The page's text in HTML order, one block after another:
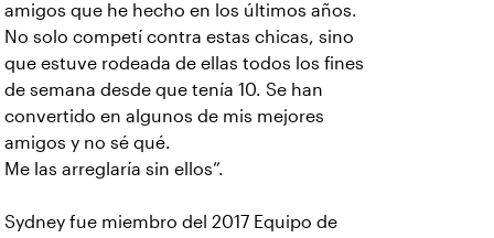
amigos que he hecho en los últimos años.
No solo competí contra estas chicas, sino
que estuve rodeada de ellas todos los fines
de semana desde que tenía 10. Se han
convertido en algunos de mis mejores
amigos y no sé qué.
Me las arreglaría sin ellos”.
Sydney fue miembro del 2017 Equipo de